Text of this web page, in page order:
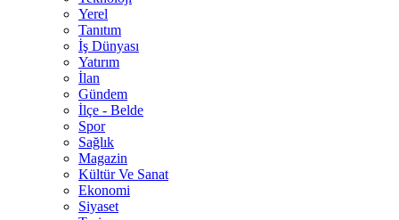
Yerel
Tanıtım
İş Dünyası
Yatırım
İlan
Gündem
İlçe - Belde
Spor
Sağlık
Magazin
Kültür Ve Sanat
Ekonomi
Siyaset